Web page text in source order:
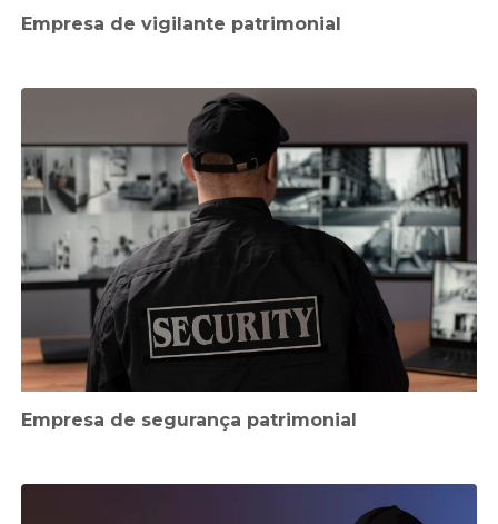
Empresa de vigilante patrimonial
Empresa de segurança patrimonial